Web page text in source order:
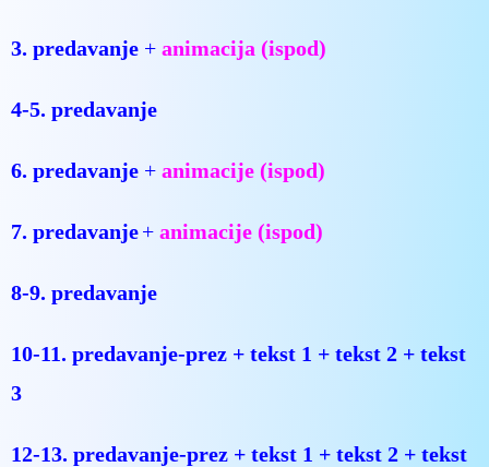
3. predavanje + animacija (ispod)
4-5. predavanje
6. predavanje + animacije (ispod)
7. predavanje+ animacije (ispod)
8-9. predavanje
10-11. predavanje-prez + tekst 1 + tekst 2 + tekst
3
12-13. predavanje-prez + tekst 1 + tekst 2 + tekst